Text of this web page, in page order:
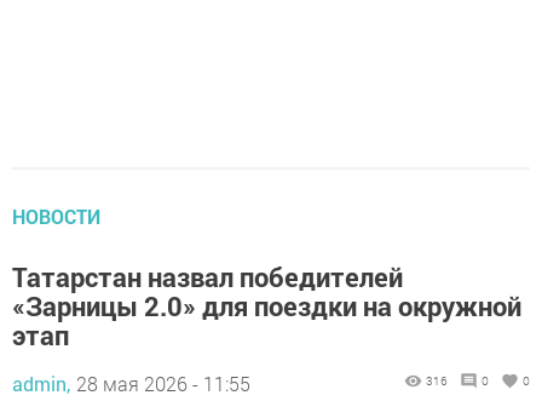
НОВОСТИ
Татарстан назвал победителей
«Зарницы 2.0» для поездки на окружной
этап
admin, 28 мая 2026 - 11:55 316 0 0